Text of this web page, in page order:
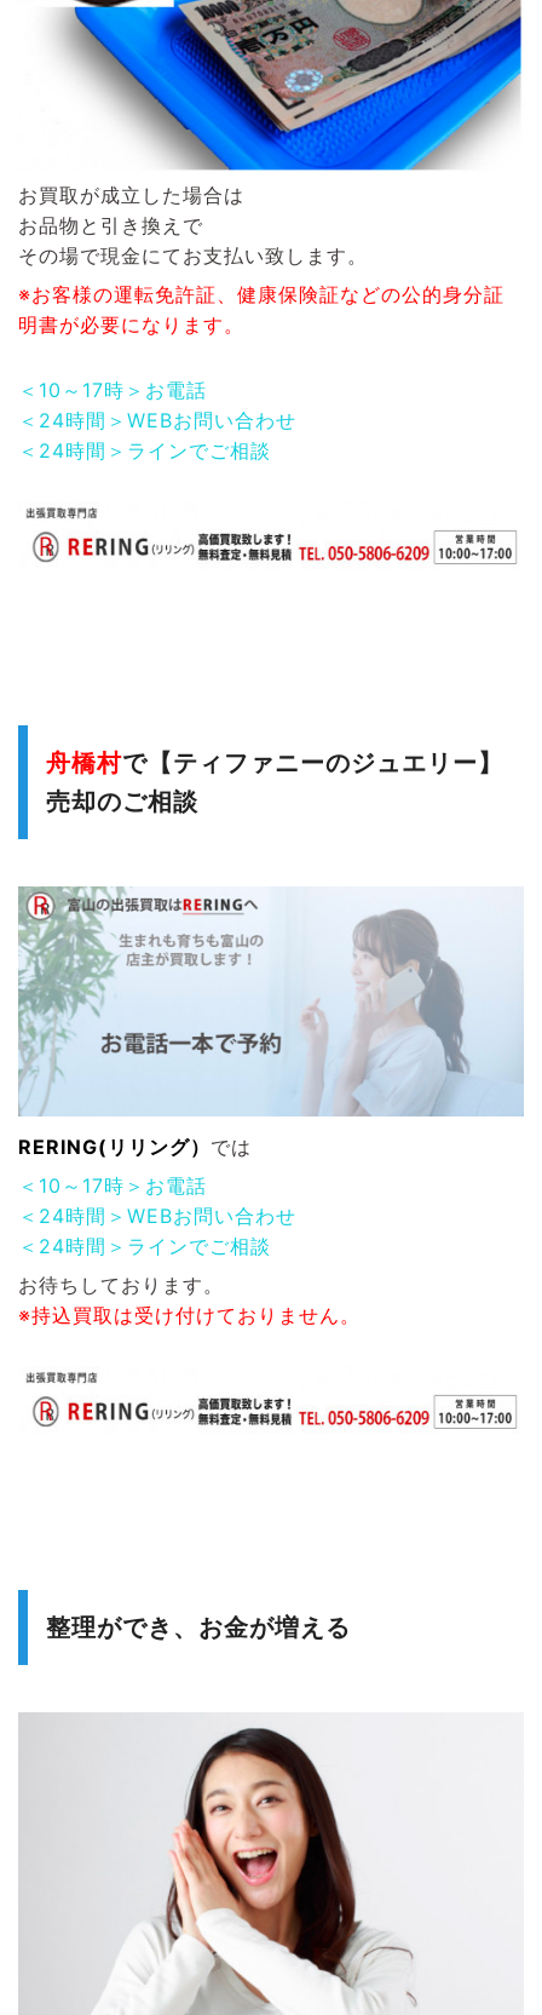
お買取が成立した場合は
お品物と引き換えで
その場で現金にてお支払い致します。
※お客様の運転免許証、健康保険証などの公的身分証
明書が必要になります。
＜10～17時＞お電話
＜24時間＞WEBお問い合わせ
＜24時間＞ラインでご相談
舟橋村で【ティファニーのジュエリー 】
売却のご相談
RERING(リリング） では
＜10～17時＞お電話
＜24時間＞WEBお問い合わせ
＜24時間＞ラインでご相談
お待ちしております。
※持込買取は受け付けておりません。
整理ができ、お金が増える